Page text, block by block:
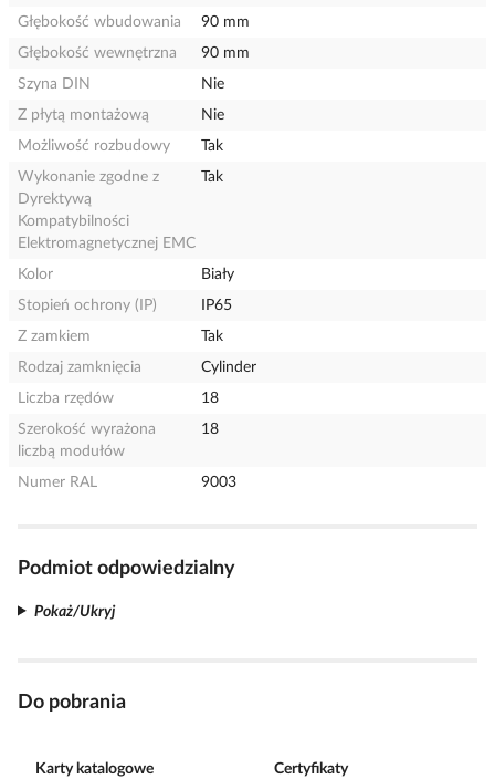
Głębokość wbudowania
90 mm
Głębokość wewnętrzna
90 mm
Szyna DIN
Nie
Z płytą montażową
Nie
Możliwość rozbudowy
Tak
Wykonanie zgodne z
Dyrektywą
Kompatybilności
Elektromagnetycznej EMC
Tak
Kolor
Biały
Stopień ochrony (IP)
IP65
Z zamkiem
Tak
Rodzaj zamknięcia
Cylinder
Liczba rzędów
18
Szerokość wyrażona
liczbą modułów
18
Numer RAL 9003
Podmiot odpowiedzialny
Pokaż/Ukryj
Do pobrania
Karty katalogowe Certyfikaty